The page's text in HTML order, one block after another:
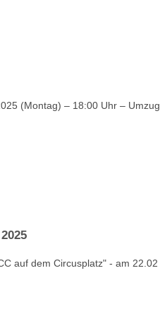
(Montag) – 18:00 Uhr –
auf dem Circusplatz" - am 22.02